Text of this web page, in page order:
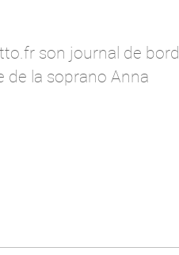
son journal de bord
de la soprano Anna